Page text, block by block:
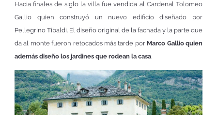
Hacia finales de siglo la villa fue vendida al Cardenal Tolomeo
Gallio quien construyó un nuevo edificio diseñado por
Pellegrino Tibaldi. El diseño original de la fachada y la parte que
da al monte fueron retocados más tarde por Marco Gallio quien
además diseño los jardines que rodean la casa.